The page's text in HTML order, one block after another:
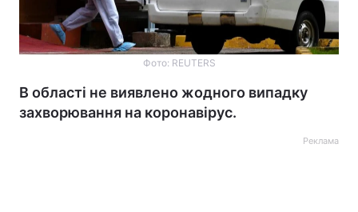
Фото: REUTERS
В області не виявлено жодного випадку
захворювання на коронавірус.
Реклама